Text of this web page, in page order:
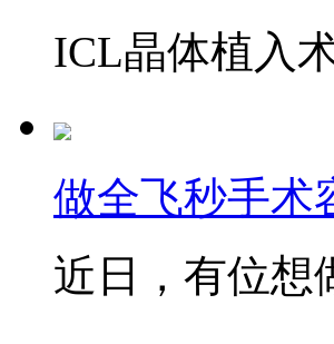
ICL晶体植入
做全飞秒手术
近日，有位想